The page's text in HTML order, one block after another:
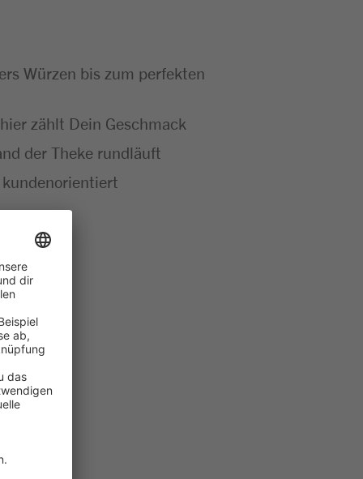
Würzen bis zum perfekten
zählt Dein Geschmack
der Theke rundläuft